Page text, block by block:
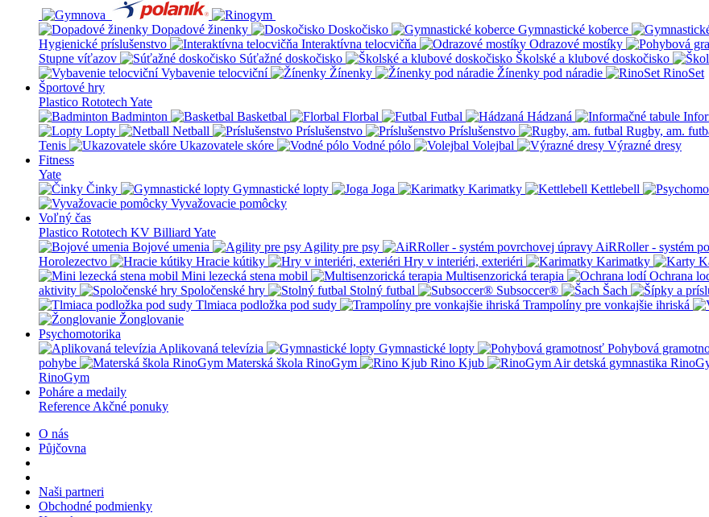
Dopadové žinenky Doskočisko Gymnastické koberce
Hygienické príslušenstvo
Interaktívna telocvičňa Odrazové mostíky
Stupne víťazov
Súťažné doskočisko Školské a klubové doskočisko
Vybavenie telocviční
Žínenky Žínenky pod náradie
RinoSet
Športové hry
Plastico Rototech Yate
Badminton
Basketbal Florbal Futbal Hádzaná
Lopty
Netball Príslušenstvo Príslušenstvo Rugby, am.
Tenis
Ukazovatele skóre Vodné pólo Volejbal
Výrazné dresy
Fitness
Yate
Činky
Gymnastické lopty Joga Karimatky Kettlebell
Vyvažovacie pomôcky
Voľný čas
Plastico Rototech KV Billiard Yate
Bojové umenia
Agility pre psy AiRRoller - systém
Horolezectvo
Hracie kútiky Hry v interiéri, exteriéri Karimatky
Mini lezecká stena mobil
Multisenzorická terapia Ochrana
aktivity
Spoločenské hry Stolný futbal Subsoccer® Šach
Tlmiaca podložka pod sudy
Trampolíny pre vonkajšie ihriská
Žonglovanie
Psychomotorika
Aplikovaná televízia
Gymnastické lopty Pohybová
pohybe
Materská škola RinoGym Rino Kjub
RinoGym
Poháre a medaily
Reference Akčné ponuky
O nás
Půjčovna
Naši partneri
Obchodné podmienky